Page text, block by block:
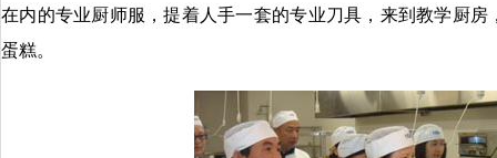
在内的专业厨师服，提着人手一套的专业刀具，来到教学厨
蛋糕。